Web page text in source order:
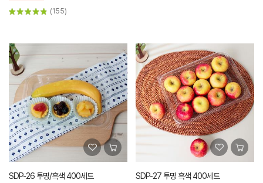
(155)
SDP-26 투명/흑색 400세트 SDP-27 투명 흑색 400세트